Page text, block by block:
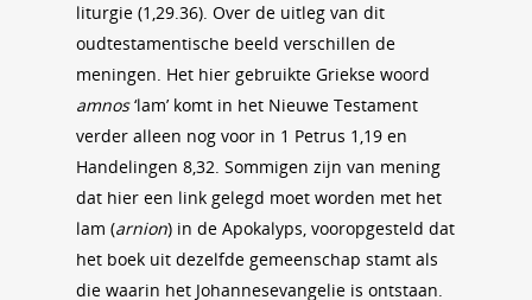
liturgie (1,29.36). Over de uitleg van dit
oudtestamentische beeld verschillen de
meningen. Het hier gebruikte Griekse woord
amnos‘lam’ komt in het Nieuwe Testament
verder alleen nog voor in 1 Petrus 1,19 en
Handelingen 8,32. Sommigen zijn van mening
dat hier een link gelegd moet worden met het
lam (arnion) in de Apokalyps, vooropgesteld dat
het boek uit dezelfde gemeenschap stamt als
die waarin het Johannesevangelie is ontstaan.